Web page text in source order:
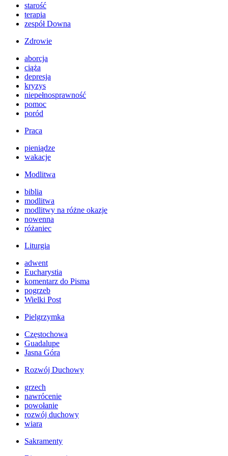
starość
terapia
zespół Downa
Zdrowie
aborcja
ciąża
depresja
kryzys
niepełnosprawność
pomoc
poród
Praca
pieniądze
wakacje
Modlitwa
biblia
modlitwa
modlitwy na różne okazje
nowenna
różaniec
Liturgia
adwent
Eucharystia
komentarz do Pisma
pogrzeb
Wielki Post
Pielgrzymka
Częstochowa
Guadalupe
Jasna Góra
Rozwój Duchowy
grzech
nawrócenie
powołanie
rozwój duchowy
wiara
Sakramenty